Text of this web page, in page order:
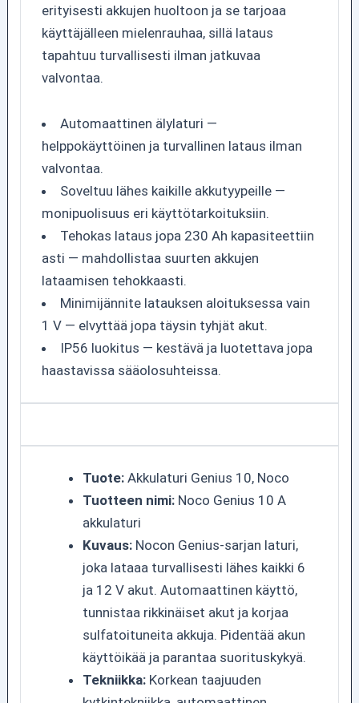
erityisesti akkujen huoltoon ja se tarjoaa
käyttäjälleen mielenrauhaa, sillä lataus
tapahtuu turvallisesti ilman jatkuvaa
valvontaa.
Automaattinen älylaturi —
helppokäyttöinen ja turvallinen lataus ilman
valvontaa.
Soveltuu lähes kaikille akkutyypeille —
monipuolisuus eri käyttötarkoituksiin.
Tehokas lataus jopa 230 Ah kapasiteettiin
asti — mahdollistaa suurten akkujen
lataamisen tehokkaasti.
Minimijännite latauksen aloituksessa vain
1 V — elvyttää jopa täysin tyhjät akut.
IP56 luokitus — kestävä ja luotettava jopa
haastavissa sääolosuhteissa.
Tuote:Akkulaturi Genius 10, Noco
Tuotteen nimi:Noco Genius 10 A
akkulaturi
Kuvaus:Nocon Genius-sarjan laturi,
joka lataaa turvallisesti lähes kaikki 6
ja 12 V akut. Automaattinen käyttö,
tunnistaa rikkinäiset akut ja korjaa
sulfatoituneita akkuja. Pidentää akun
käyttöikää ja parantaa suorituskykyä.
Tekniikka:Korkean taajuuden